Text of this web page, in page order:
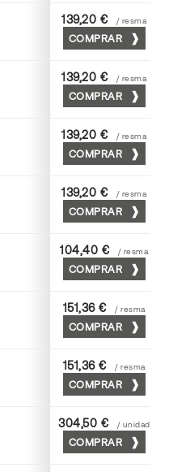
Nilo
139,20 € / resma
COMPRAR
Cromo
139,20 € / resma
COMPRAR
Moka
139,20 € / resma
COMPRAR
Coral
139,20 € / resma
COMPRAR
Tostado
104,40 € / resma
COMPRAR
Viola
151,36 € / resma
COMPRAR
Mediterraneo
151,36 € / resma
COMPRAR
Turquesa
304,50 € / unidad
COMPRAR